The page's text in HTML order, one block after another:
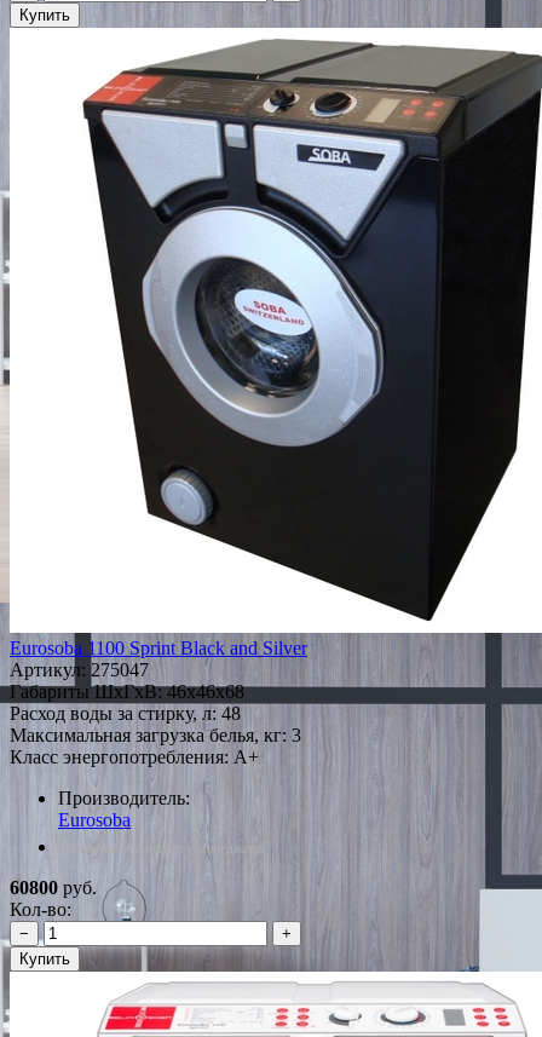
Купить
Eurosoba 1100 Sprint Black and Silver
Артикул: 275047
Габариты ШxГxВ: 46x46x68
Расход воды за стирку, л: 48
Максимальная загрузка белья, кг: 3
Класс энергопотребления: A+
Производитель:
Eurosoba
*Наличие уточняйте у менеджера
60800 руб.
Кол-во:
−
+
Купить